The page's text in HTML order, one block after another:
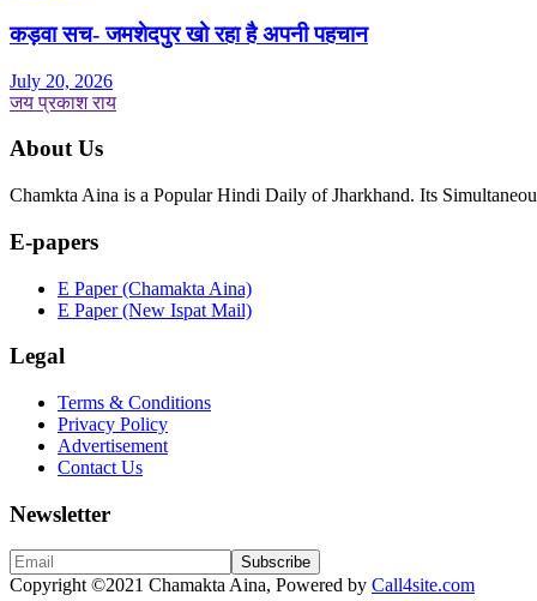
कड़वा सच- जमशेदपुर खो रहा है अपनी पहचान
July 20, 2026
जय प्रकाश राय
About Us
Chamkta Aina is a Popular Hindi Daily of Jharkhand. Its
E-papers
E Paper (Chamakta Aina)
E Paper (New Ispat Mail)
Legal
Terms & Conditions
Privacy Policy
Advertisement
Contact Us
Newsletter
Copyright©2021 Chamakta Aina, Powered by Call4site.com